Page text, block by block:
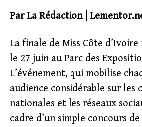
Par La Rédaction |
La finale de Miss Côte d’Ivoire
le 27 juin au Parc des
L’événement, qui mobilise
audience considérable sur les
nationales et les réseaux
cadre d’un simple concours